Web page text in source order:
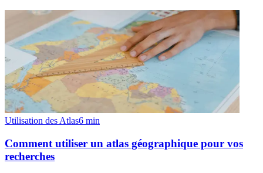
Utilisation des Atlas6 min
Comment utiliser un atlas géographique pour vos
recherches